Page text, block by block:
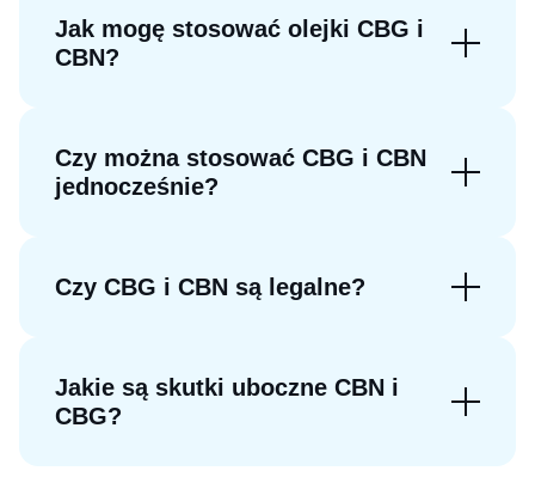
Jak mogę stosować olejki CBG i
CBN?
Czy można stosować CBG i CBN
jednocześnie?
Czy CBG i CBN są legalne?
Jakie są skutki uboczne CBN i
CBG?